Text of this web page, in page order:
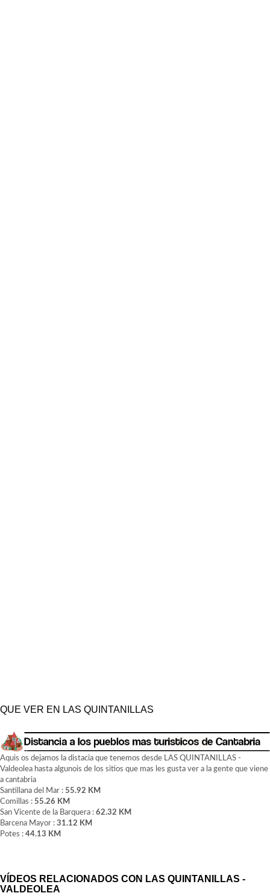
QUE VER EN LAS QUINTANILLAS
Aquis os dejamos la distacia que tenemos desde LAS QUINTANILLAS -
Valdeolea hasta algunois de los sitios que mas les gusta ver a la gente que viene
a cantabria
Santillana del Mar : 55.92 KM
Comillas : 55.26 KM
San Vicente de la Barquera : 62.32 KM
Barcena Mayor : 31.12 KM
Potes : 44.13 KM
VÍDEOS RELACIONADOS CON LAS QUINTANILLAS -
VALDEOLEA